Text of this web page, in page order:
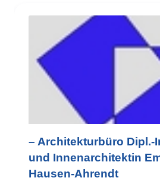
– Architekturbüro Dipl.-
und Innenarchitektin
Hausen-Ahrendt